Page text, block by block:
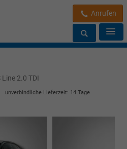
Anrufen
Line 2.0 TDI
unverbindliche Lieferzeit: 14 Tage